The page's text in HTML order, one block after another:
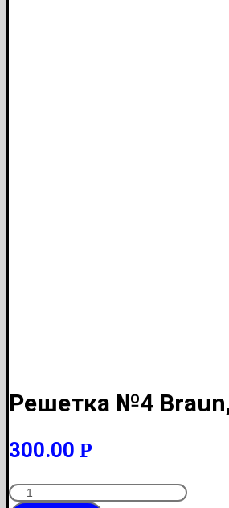
Решетка №4
300.00 Р
Количество